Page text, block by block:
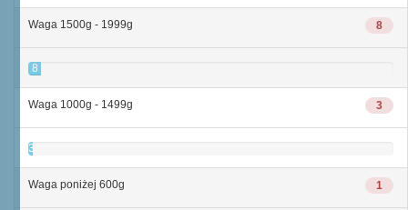
8
Waga 1500g - 1999g
8
3
Waga 1000g - 1499g
3
1
Waga poniżej 600g